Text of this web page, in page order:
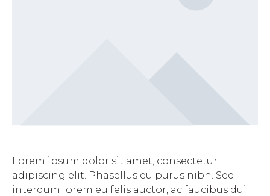
Lorem ipsum dolor sit amet, consectetur
adipiscing elit. Phasellus eu purus nibh. Sed
interdum lorem eu felis auctor, ac faucibus dui